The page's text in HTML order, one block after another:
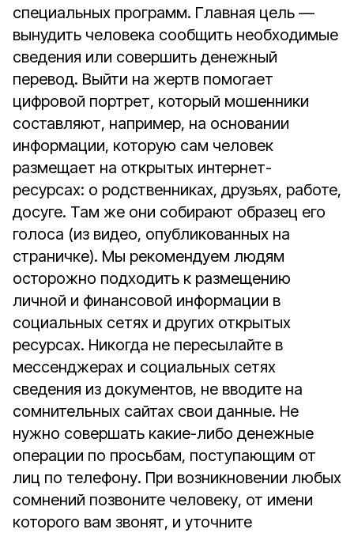
специальных программ. Главная цель —
вынудить человека сообщить необходимые
сведения или совершить денежный
перевод. Выйти на жертв помогает
цифровой портрет, который мошенники
составляют, например, на основании
информации, которую сам человек
размещает на открытых интернет-
ресурсах: о родственниках, друзьях, работе,
досуге. Там же они собирают образец его
голоса (из видео, опубликованных на
страничке). Мы рекомендуем людям
осторожно подходить к размещению
личной и финансовой информации в
социальных сетях и других открытых
ресурсах. Никогда не пересылайте в
мессенджерах и социальных сетях
сведения из документов, не вводите на
сомнительных сайтах свои данные. Не
нужно совершать какие-либо денежные
операции по просьбам, поступающим от
лиц по телефону. При возникновении любых
сомнений позвоните человеку, от имени
которого вам звонят, и уточните